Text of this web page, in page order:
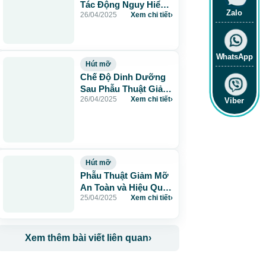
Tác Động Nguy Hiểm
Đối Với Sức Khỏe
26/04/2025 Xem chi tiết›
Hút mỡ
Chế Độ Dinh Dưỡng
Sau Phẫu Thuật Giảm
Béo: Hành Trang Cho
26/04/2025 Xem chi tiết›
Hút mỡ
Phẫu Thuật Giảm Mỡ
An Toàn và Hiệu Quả
tại JW
25/04/2025 Xem chi tiết›
Xem thêm bài viết liên quan›
Zalo
WhatsApp
Viber